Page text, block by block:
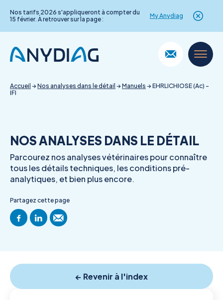
Nos tarifs 2026 s'appliqueront à compter du
15 février. À retrouver sur la page :
My Anydiag
content
Accueil →Nos analyses dans le détail →Manuels →EHRLICHIOSE (Ac) –
IFI
NOS ANALYSES DANS LE DÉTAIL
Parcourez nos analyses vétérinaires pour connaître
tous les détails techniques, les conditions pré-
analytiques, et bien plus encore.
Partagez cette page
← Revenir à l'index